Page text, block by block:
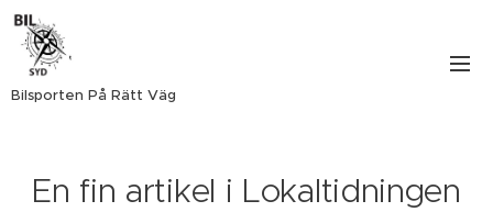
Bilsporten På Rätt Väg
En fin artikel i Lokaltidningen